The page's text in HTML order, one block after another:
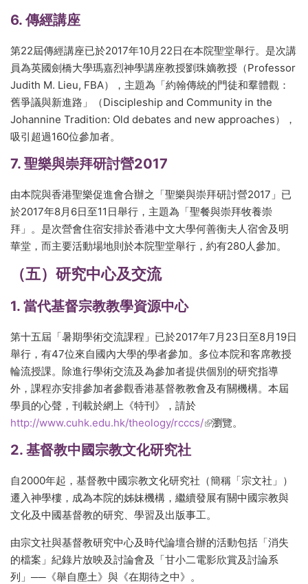
6. 傳經講座
第22屆傳經講座已於2017年10月22日在本院聖堂舉行。是次講
員為英國劍橋大學瑪嘉烈神學講座教授劉珠嫡教授（Professor
Judith M. Lieu, FBA），主題為「約翰傳統的門徒和羣體觀：
舊爭議與新進路」（Discipleship and Community in the
Johannine Tradition: Old debates and new approaches），
吸引超過160位參加者。
7. 聖樂與崇拜研討營2017
由本院與香港聖樂促進會合辦之「聖樂與崇拜研討營2017」已
於2017年8月6日至11日舉行，主題為「聖餐與崇拜牧養崇
拜」。是次營會住宿安排於香港中文大學何善衡夫人宿舍及明
華堂，而主要活動場地則於本院聖堂舉行，約有280人參加。
（五）研究中心及交流
1. 當代基督宗教教學資源中心
第十五屆「暑期學術交流課程」已於2017年7月23日至8月19日
舉行，有47位來自國內大學的學者參加。多位本院和客席教授
輪流授課。除進行學術交流及為參加者提供個別的研究指導
外，課程亦安排參加者參觀香港基督教教會及有關機構。本屆
學員的心聲，刊載於網上《特刊》，請於
http://www.cuhk.edu.hk/theology/rcccs/(link is external)
瀏覽。
2. 基督教中國宗教文化研究社
自2000年起，基督教中國宗教文化研究社（簡稱「宗文社」）
遷入神學樓，成為本院的姊妹機構，繼續發展有關中國宗教與
文化及中國基督教的研究、學習及出版事工。
由宗文社與基督教研究中心及時代論壇合辦的活動包括「消失
的檔案」紀錄片放映及討論會及「甘小二電影欣賞及討論系
列」──《舉自塵土》與《在期待之中》。